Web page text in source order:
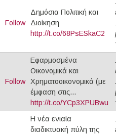
Follow
Δημόσια Πολιτική και
Διοίκηση
http://t.co/68PsESkaC2
Follow
Εφαρμοσμένα
Οικονομικά και
Χρηματοοικονομικά (με
έμφαση στις...
http://t.co/YCp3XPUBwu
Η νέα ενιαία
διαδικτυακή πύλη της